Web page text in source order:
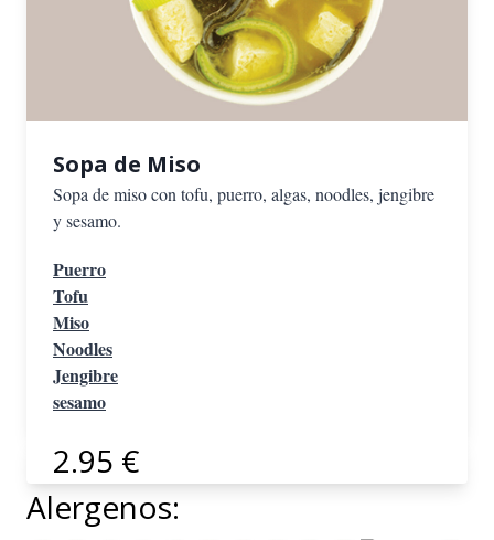
Sopa de Miso
Sopa de miso con tofu, puerro, algas, noodles, jengibre
y sesamo.
Puerro
Tofu
Miso
Noodles
Jengibre
sesamo
2.95 €
Alergenos: